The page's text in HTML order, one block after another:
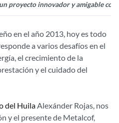
proyecto innovador y amigable con
en el año 2013, hoy es todo
a varios desafíos en el
el crecimiento de la
y el cuidado del
del HuilaAlexánder Rojas, nos
y el presente de Metalcof,